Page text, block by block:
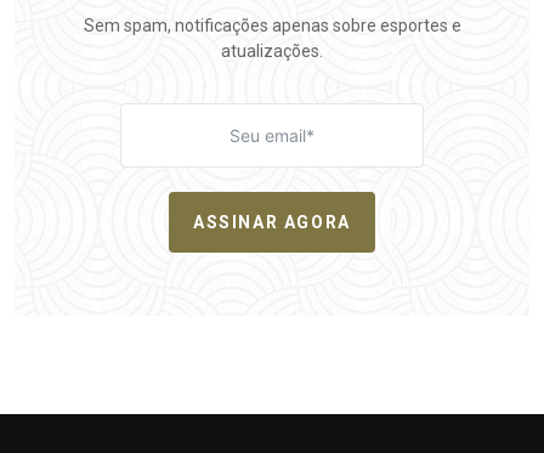
Sem spam, notificações apenas sobre esportes e
atualizações.
ASSINAR AGORA